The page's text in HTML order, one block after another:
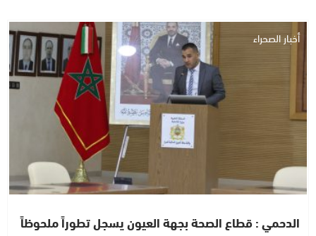
أخبار الصحراء
الدحمي : قطاع الصحة بجهة العيون يسجل تطوراً ملحوظاً